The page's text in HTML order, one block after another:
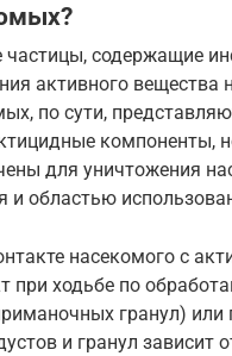
содержащие
активного вещества
по сути,
компоненты,
для уничтожения
и областью
насекомого с
при ходьбе по
гранул)
и гранул зависит